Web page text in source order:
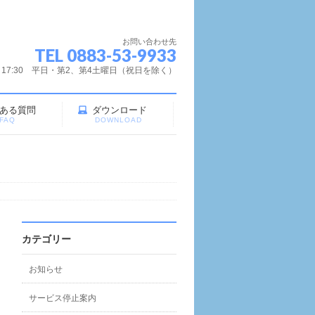
お問い合わせ先
TEL 0883-53-9933
平日・第2、第4土曜日（祝日を除く）
る質問
FAQ
ダウンロード
DOWNLOAD
カテゴリー
お知らせ
サービス停止案内